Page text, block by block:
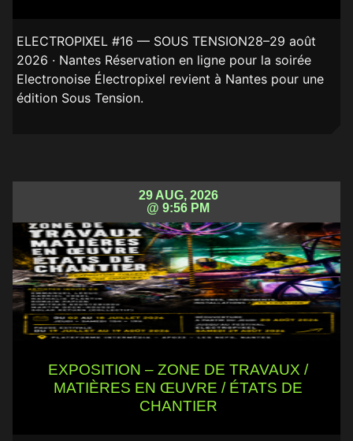
ELECTROPIXEL #16 — SOUS TENSION28–29 août
2026 · Nantes Réservation en ligne pour la soirée
Electronoise Électropixel revient à Nantes pour une
édition Sous Tension.
29 AUG, 2026
@ 9:56 PM
EXPOSITION – ZONE DE TRAVAUX /
MATIÈRES EN ŒUVRE / ÉTATS DE
CHANTIER